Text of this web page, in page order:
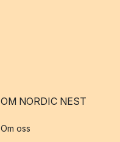
OM NORDIC NEST
Om oss